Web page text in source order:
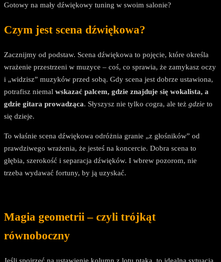
Gotowy na mały dźwiękowy tuning w swoim salonie?
Czym jest scena dźwiękowa?
Zacznijmy od podstaw. Scena dźwiękowa to pojęcie, które określa
wrażenie przestrzeni w muzyce – coś, co sprawia, że zamykasz oczy
i „widzisz” muzyków przed sobą. Gdy scena jest dobrze ustawiona,
potrafisz niemal wskazać palcem, gdzie znajduje się wokalista, a
gdzie gitara prowadząca. Słyszysz nie tylko cogra, ale też gdzie to
się dzieje.
To właśnie scena dźwiękowa odróżnia granie „z głośników” od
prawdziwego wrażenia, że jesteś na koncercie. Dobra scena to
głębia, szerokość i separacja dźwięków. I wbrew pozorom, nie
trzeba wydawać fortuny, by ją uzyskać.
Magia geometrii – czyli trójkąt
równoboczny